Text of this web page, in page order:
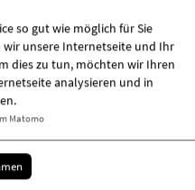
/
so gut wie möglich für Sie
wir unsere Internetseite und Ihr
dies zu tun, möchten wir Ihren
analysieren und in
Matomo